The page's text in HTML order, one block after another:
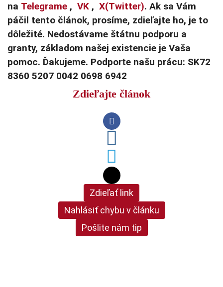
na Telegrame , VK , X(Twitter). Ak sa Vám
páčil tento článok, prosíme, zdieľajte ho, je to
dôležité. Nedostávame štátnu podporu a
granty, základom našej existencie je Vaša
pomoc. Ďakujeme. Podporte našu prácu: SK72
8360 5207 0042 0698 6942
Zdieľajte článok
Zdieľať link
Nahlásiť chybu v článku
Pošlite nám tip